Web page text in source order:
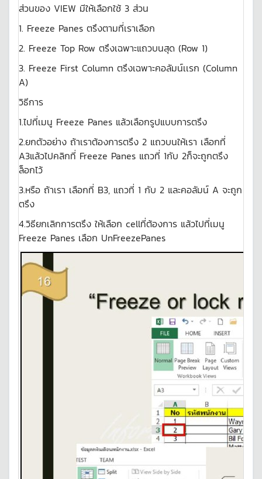
ส่วนของ VIEW มีให้เลือกใช้ 3 ส่วน
1. Freeze Panes ตรึงตามที่เราเลือก
2. Freeze Top Row ตรึงเฉพาะแถวบนสุด (Row 1)
3. Freeze First Column ตรึงเฉพาะคอลัมน์เเรก (Column
A)
วิธีการ
1.ไปที่เมนู Freeze Panes แล้วเลือกรูปแบบการตรึง
2.ยกตัวอย่าง ถ้าเราต้องการตรึง 2 แถวบนให้เรา เลือกที่
A3แล้วไปคลิกที่ Freeze Panes แถวที่ 1กับ 2ก็จะถูกตรึง
ล็อกไว้
3.หรือ ถ้าเรา เลือกที่ B3, แถวที่ 1 กับ 2 และคอลัมน์ A จะถูก
ตรึง
4.วิธียกเลิกการตรึง ให้เลือก cellที่ต้องการ แล้วไปที่เมนู
Freeze Panes เลือก UnFreezePanes